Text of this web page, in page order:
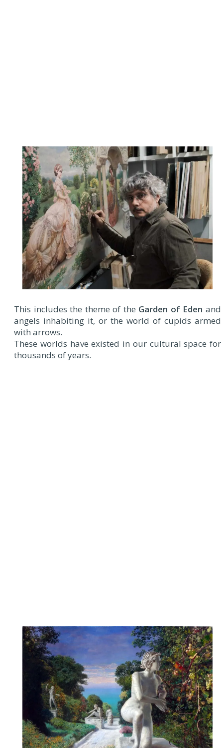
This includes the theme of the Garden of Eden and
angels inhabiting it, or the world of cupids armed
with arrows.
These worlds have existed in our cultural space for
thousands of years.